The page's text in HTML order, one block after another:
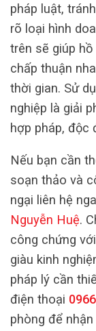
pháp luật,
rõ loại hình
trên sẽ giúp
chấp thuận
thời gian. Sử
nghiệp là giải
hợp pháp, độc
Nếu bạn cần
soạn thảo và
ngại liên hệ
Nguyễn Huệ.
công chứng
giàu kinh
pháp lý cần
điện thoại
phòng để